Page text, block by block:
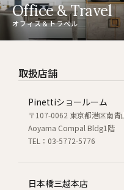
Office & Travel
オフィス＆トラベル
取扱店舗
Pinettiショールーム
〒107-0062 東京都港区南青
Aoyama Compal Bldg1階
TEL：03-5772-5776
日本橋三越本店